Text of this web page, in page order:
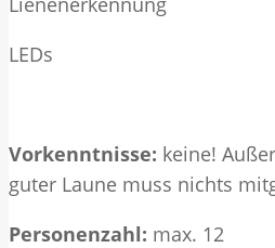
LEDs
Vorkenntnisse: keine!
guter Laune muss nichts
Personenzahl: max. 12